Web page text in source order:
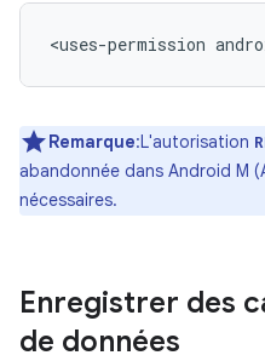
<uses-permission
Remarque:L'autorisation
abandonnée dans Android M
nécessaires.
Enregistrer des
de données